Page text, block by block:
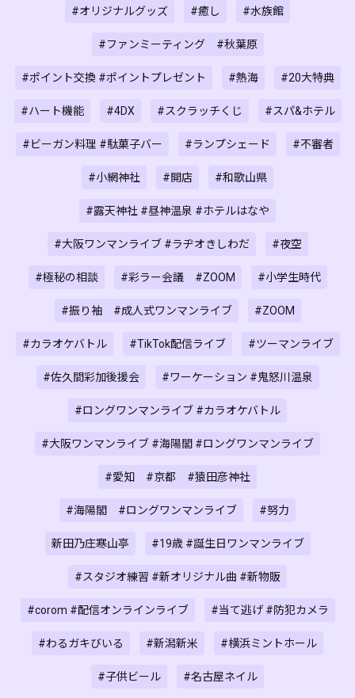
#オリジナルグッズ #癒し #水族館
#ファンミーティング #秋葉原
#ポイント交換 #ポイントプレゼント #熱海 #20大特典
#ハート機能 #4DX #スクラッチくじ #スパ&ホテル
#ビーガン料理 #駄菓子バー #ランプシェード #不審者
#小網神社 #開店 #和歌山県
#露天神社 #昼神温泉 #ホテルはなや
#大阪ワンマンライブ #ラヂオきしわだ #夜空
#極秘の相談 #彩ラー会議 #ZOOM #小学生時代
#振り袖 #成人式ワンマンライブ #ZOOM
#カラオケバトル #TikTok配信ライブ #ツーマンライブ
#佐久間彩加後援会 #ワーケーション #鬼怒川温泉
#ロングワンマンライブ #カラオケバトル
#大阪ワンマンライブ #海陽閣 #ロングワンマンライブ
#愛知 #京都 #猿田彦神社
#海陽閣 #ロングワンマンライブ #努力
新田乃庄寒山亭 #19歳 #誕生日ワンマンライブ
#スタジオ練習 #新オリジナル曲 #新物販
#corom #配信オンラインライブ #当て逃げ #防犯カメラ
#わるガキびいる #新潟新米 #横浜ミントホール
#子供ビール #名古屋ネイル